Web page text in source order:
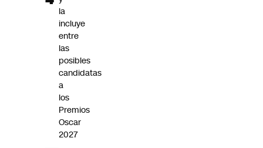
la
incluye
entre
las
posibles
candidatas
a
los
Premios
Oscar
2027